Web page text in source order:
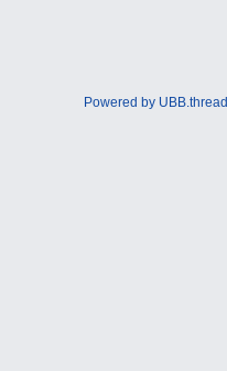
Powered by